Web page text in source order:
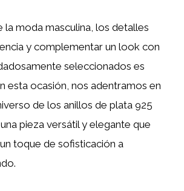
la moda masculina, los detalles
y complementar un look con
seleccionados es
esta ocasión, nos adentramos en
de los anillos de plata 925
pieza versátil y elegante que
toque de sofisticación a